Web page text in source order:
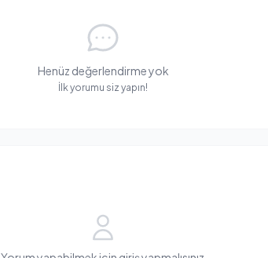
Henüz değerlendirme yok
İlk yorumu siz yapın!